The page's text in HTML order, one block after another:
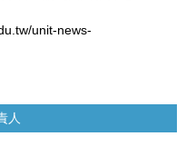
unit-news-
人